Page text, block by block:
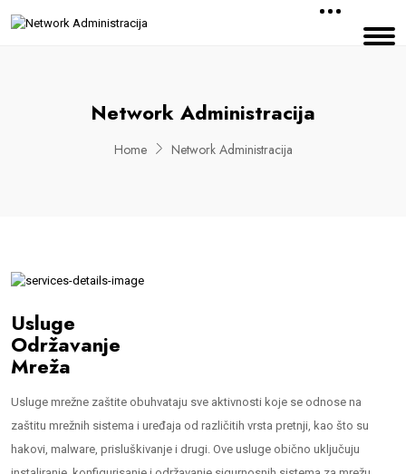
Network Administracija
Home Network Administracija
Usluge
Održavanje
Mreža
Usluge mrežne zaštite obuhvataju sve aktivnosti koje se odnose na
zaštitu mrežnih sistema i uređaja od različitih vrsta pretnji, kao što su
hakovi, malware, prisluškivanje i drugi. Ove usluge obično uključuju